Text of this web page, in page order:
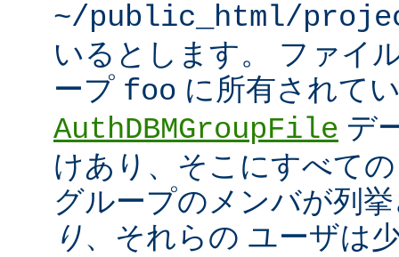
~/public_html/
いるとします。 ファイ
ープ foo に所有されて
AuthDBMGroupFile デ
けあり、そこにすべて
グループのメンバが列
り、それらの ユーザは